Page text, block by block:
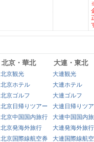
北京・華北 大連・東北
北京観光
大連観光
北京ホテル
大連ホテル
北京ゴルフ
大連ゴルフ
北京日帰りツアー
大連日帰りツ
北京中国国内旅行
大連中国国内
北京発海外旅行
大連発海外旅行
北京国際線航空券 大連国際線航